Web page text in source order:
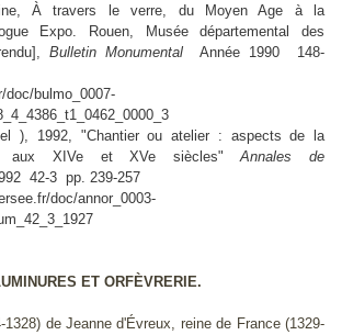
À travers le verre, du Moyen Age à la
Expo. Rouen, Musée départemental des
Bulletin Monumental
Année 1990 148-
doc/bulmo_0007-
), 1992, "Chantier ou atelier : aspects de la
aux XIVe et XVe siècles"Annales de
42-3 pp. 239-257
doc/annor_0003-
ET ORFÈVRERIE.
1328) de Jeanne d'Évreux, reine de France (1329-